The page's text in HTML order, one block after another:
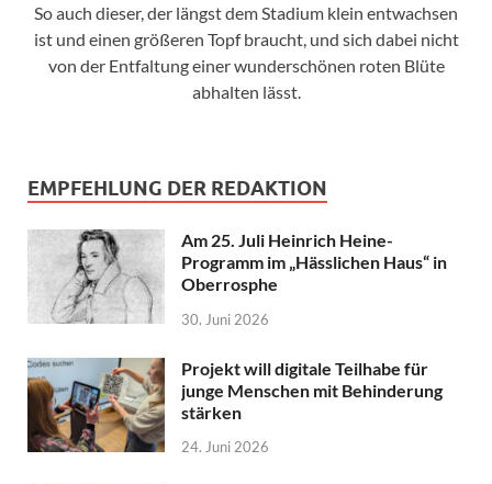
So auch dieser, der längst dem Stadium klein entwachsen
ist und einen größeren Topf braucht, und sich dabei nicht
von der Entfaltung einer wunderschönen roten Blüte
abhalten lässt.
EMPFEHLUNG DER REDAKTION
Am 25. Juli Heinrich Heine-
Programm im „Hässlichen Haus“ in
Oberrosphe
30. Juni 2026
Projekt will digitale Teilhabe für
junge Menschen mit Behinderung
stärken
24. Juni 2026